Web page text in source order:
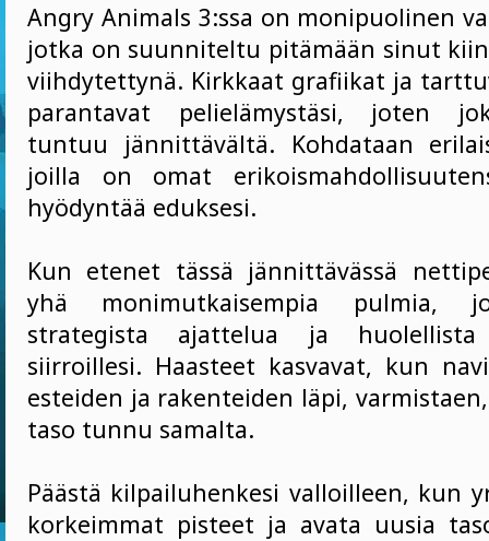
Angry Animals 3:ssa on monipuolinen
jotka on suunniteltu pitämään sinut
viihdytettynä. Kirkkaat grafiikat ja
parantavat pelielämystäsi, joten
tuntuu jännittävältä. Kohdataan
joilla on omat
hyödyntää eduksesi.
Kun etenet tässä jännittävässä
yhä monimutkaisempia pulmia,
strategista ajattelua ja huolellista
siirroillesi. Haasteet kasvavat, kun
esteiden ja rakenteiden läpi,
taso tunnu samalta.
Päästä kilpailuhenkesi valloilleen, kun
korkeimmat pisteet ja avata uusia